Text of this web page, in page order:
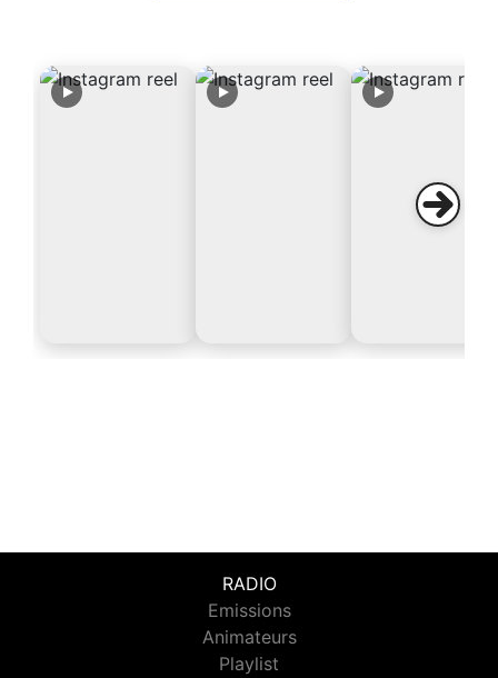
RADIO
Emissions
Animateurs
Playlist